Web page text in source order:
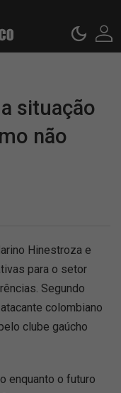
situação
não
Hinestroza e
para o setor
Segundo
colombiano
clube gaúcho
enquanto o futuro